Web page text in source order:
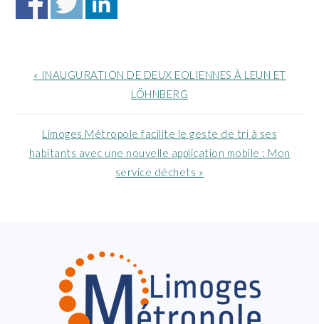
Article
:
« INAUGURATION DE DEUX EOLIENNES À LEUN ET
LÖHNBERG
Article
suivant
Limoges Métropole facilite le geste de tri à ses
habitants avec une nouvelle application mobile : Mon
service déchets »